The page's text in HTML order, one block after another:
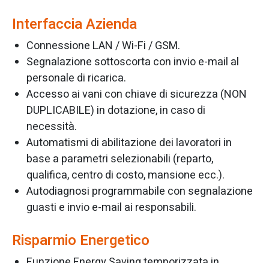
Interfaccia Azienda
Connessione LAN / Wi-Fi / GSM.
Segnalazione sottoscorta con invio e-mail al
personale di ricarica.
Accesso ai vani con chiave di sicurezza (NON
DUPLICABILE) in dotazione, in caso di
necessità.
Automatismi di abilitazione dei lavoratori in
base a parametri selezionabili (reparto,
qualifica, centro di costo, mansione ecc.).
Autodiagnosi programmabile con segnalazione
guasti e invio e-mail ai responsabili.
Risparmio Energetico